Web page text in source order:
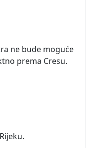
ne bude moguće
prema Cresu.